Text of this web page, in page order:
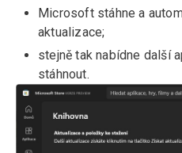
Microsoft stáhne a
aktualizace;
stejně tak nabídne další
stáhnout.